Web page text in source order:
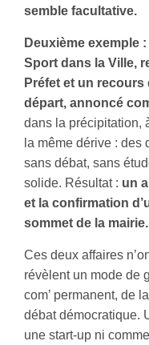
semble facultative.
Deuxième exemple
Sport dans la Ville,
Préfet et un
départ, annoncé
dans la précipitation,
la même dérive : des
sans débat, sans
solide. Résultat : un
et la confirmation
sommet de la mairie.
Ces deux affaires
révèlent un mode de
com’ permanent, de
débat démocratique.
une start-up ni